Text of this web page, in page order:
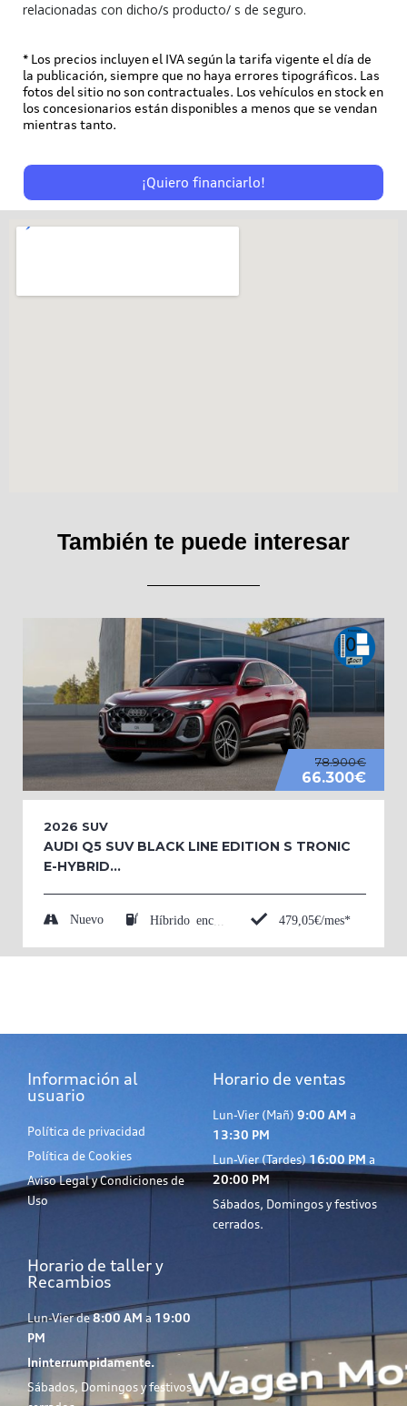
relacionadas con dicho/s producto/ s de seguro.
* Los precios incluyen el IVA según la tarifa vigente el día de
la publicación, siempre que no haya errores tipográficos. Las
fotos del sitio no son contractuales. Los vehículos en stock en
los concesionarios están disponibles a menos que se vendan
mientras tanto.
¡Quiero financiarlo!
También te puede interesar
78.900€
66.300€
2026 SUV
AUDI Q5 SUV BLACK LINE EDITION S TRONIC
E-HYBRID...
Nuevo 479,05€/mes*
Información al
usuario
Política de privacidad
Política de Cookies
Aviso Legal y Condiciones de
Uso
Horario de ventas
Lun-Vier (Mañ) 9:00 AM a
13:30 PM
Lun-Vier (Tardes)16:00 PM a
20:00 PM
Sábados, Domingos y festivos
cerrados.
Horario de taller y
Recambios
Lun-Vier de8:00 AM a 19:00
PM
Ininterrumpidamente.
Sábados, Domingos y festivos